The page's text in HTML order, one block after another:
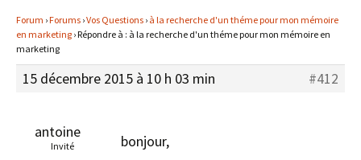
Forum ›Forums ›Vos Questions › à la recherche d'un théme pour mon mémoire
en marketing › Répondre à : à la recherche d'un théme pour mon mémoire en
marketing
15 décembre 2015 à 10 h 03 min #412
antoine
Invité
bonjour,